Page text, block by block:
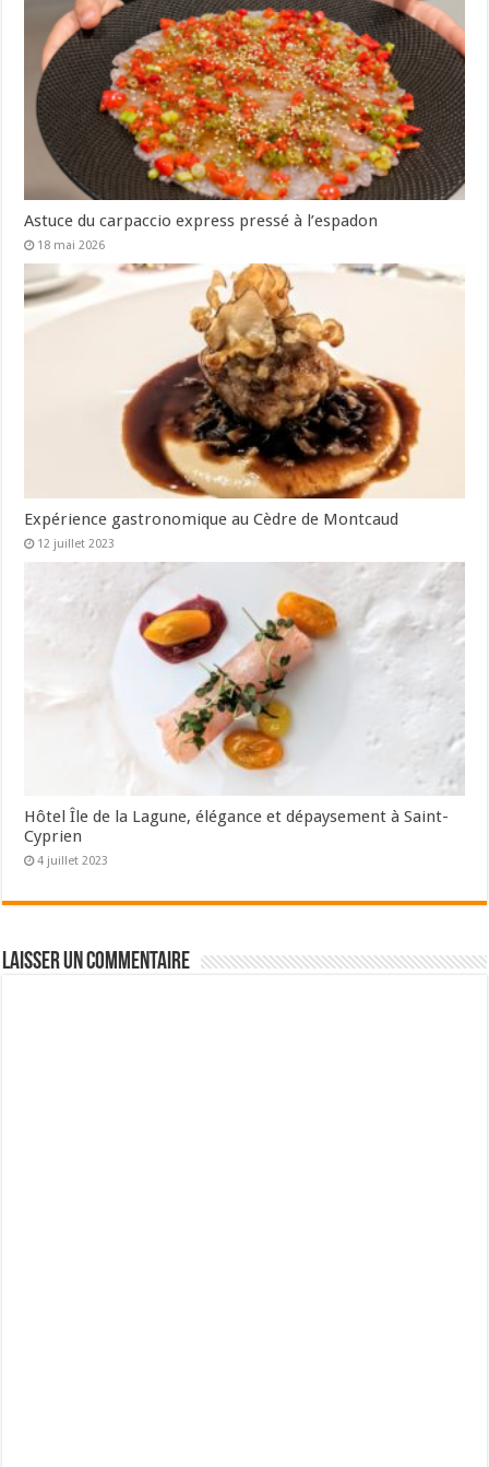
Astuce du carpaccio express pressé à l’espadon
18 mai 2026
Expérience gastronomique au Cèdre de Montcaud
12 juillet 2023
Hôtel Île de la Lagune, élégance et dépaysement à Saint-
Cyprien
4 juillet 2023
Laisser un commentaire